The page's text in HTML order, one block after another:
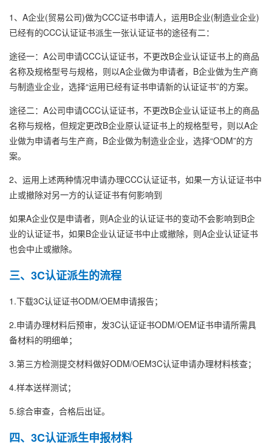
1、A企业(贸易公司)做为CCC证书申请人，运用B企业(制造业企业)
已经有的CCC认证证书派生一张认证证书的途径有二：
途径一：A公司申请CCC认证证书，不更改B企业认证证书上的商品
名称及规格型号与规格，则以A企业做为申请者，B企业做为生产商
与制造业企业，选择“运用已经有证书申请新的认证证书”的方案。
途径二：A公司申请CCC认证证书，不更改B企业认证证书上的商品
名称与规格，但规定更改B企业原认证证书上的规格型号，则以A企
业做为申请者与生产商，B企业做为制造业企业，选择“ODM”的方
案。
2、运用上述两种情况申请办理CCC认证证书，如果一方认证证书中
止或撤除对另一方的认证证书有何影响到
如果A企业仅是申请者，则A企业的认证证书的变动不会影响到B企
业的认证证书，如果B企业认证证书中止或撤除，则A企业认证证书
也会中止或撤除。
三、3C认证派生的流程
1.下载3C认证证书ODM/OEM申请报告；
2.申请办理材料后预审，发3C认证证书ODM/OEM证书申请所需具
备材料的明细单；
3.第三方检测提交材料做好ODM/OEM3C认证申请办理材料核查；
4.样本送样测试；
5.综合审查，合格后出证。
四、3C认证派生申报材料